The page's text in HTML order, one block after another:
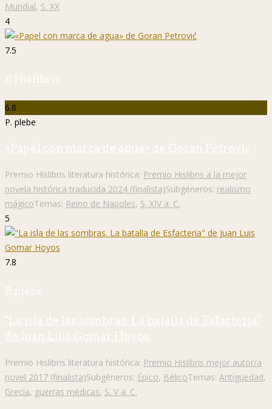
Mundial, S. XX
4
7.5
P. Hislibris
6.8
P. plebe
«Papel con marca de agua» de Goran Petrović
Premio Hislibris literatura histórica: Premio Hislibris a la mejor
novela histórica traducida 2024 (finalista)Subgéneros: realismo
mágicoTemas: Reino de Napoles, S. XIV a. C.
5
7.8
P. plebe
"La isla de las sombras. La batalla de Esfacteria"
de Juan Luis Gomar Hoyos
Premio Hislibris literatura histórica: Premio Hislibris mejor autor/a
novel 2017 (finalista)Subgéneros: Épico, BélicoTemas: Antigüedad,
Grecia, guerras médicas, S. V a. C.